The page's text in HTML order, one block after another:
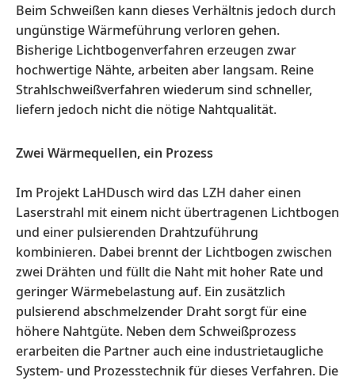
Beim Schweißen kann dieses Verhältnis jedoch durch
ungünstige Wärmeführung verloren gehen.
Bisherige Lichtbogenverfahren erzeugen zwar
hochwertige Nähte, arbeiten aber langsam. Reine
Strahlschweißverfahren wiederum sind schneller,
liefern jedoch nicht die nötige Nahtqualität.
Zwei Wärmequellen, ein Prozess
Im Projekt LaHDusch wird das LZH daher einen
Laserstrahl mit einem nicht übertragenen Lichtbogen
und einer pulsierenden Drahtzuführung
kombinieren. Dabei brennt der Lichtbogen zwischen
zwei Drähten und füllt die Naht mit hoher Rate und
geringer Wärmebelastung auf. Ein zusätzlich
pulsierend abschmelzender Draht sorgt für eine
höhere Nahtgüte. Neben dem Schweißprozess
erarbeiten die Partner auch eine industrietaugliche
System- und Prozesstechnik für dieses Verfahren. Die